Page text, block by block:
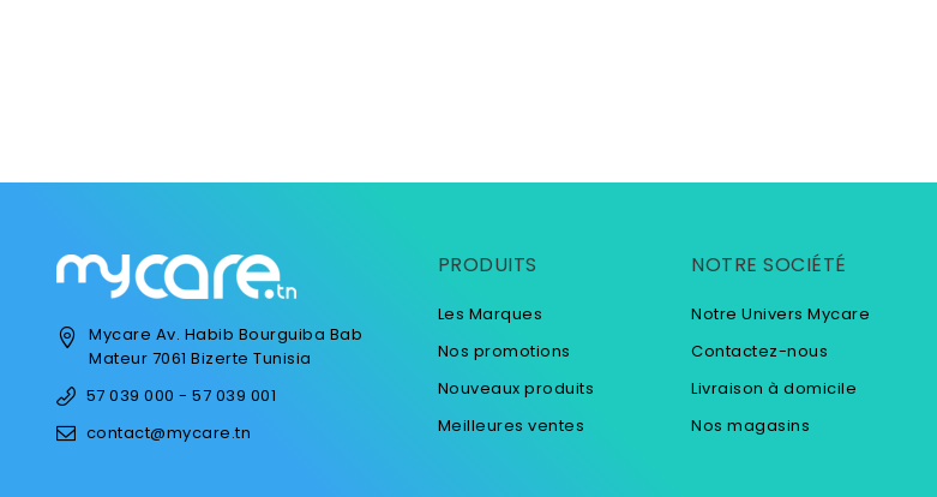
Mycare Av. Habib Bourguiba Bab
Mateur 7061 Bizerte Tunisia
57 039 000 - 57 039 001
contact@mycare.tn
PRODUITS
Les Marques
Nos promotions
Nouveaux produits
Meilleures ventes
NOTRE SOCIÉTÉ
Notre Univers Mycare
Contactez-nous
Livraison à domicile
Nos magasins